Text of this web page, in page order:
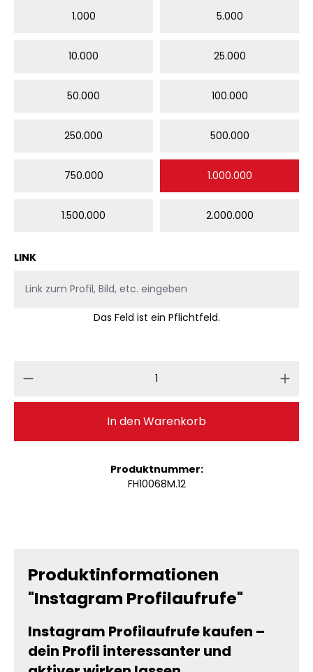
1.000 5.000
10.000 25.000
50.000 100.000
250.000 500.000
750.000 1.000.000
1.500.000 2.000.000
LINK
Das Feld ist ein Pflichtfeld.
Produkt Anzahl: Gib den
In den Warenkorb
Produktnummer:
FH10068M.12
Produktinformationen
"Instagram Profilaufrufe"
Instagram Profilaufrufe kaufen –
dein Profil interessanter und